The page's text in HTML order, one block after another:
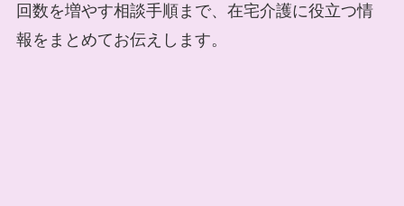
回数を増やす相談手順まで、在宅介護に役立つ情
報をまとめてお伝えします。